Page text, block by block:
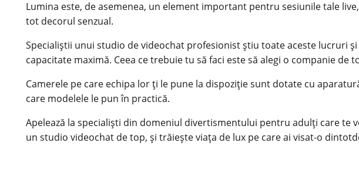
Lumina este, de asemenea, un element important pentru sesiunile tale
tot decorul senzual.
Specialiștii unui studio de videochat profesionist știu toate aceste lucruri
capacitate maximă. Ceea ce trebuie tu să faci este să alegi o companie de
Camerele pe care echipa lor ți le pune la dispoziție sunt dotate cu
care modelele le pun în practică.
Apelează la specialiști din domeniul divertismentului pentru adulți care te
un studio videochat de top, și trăiește viața de lux pe care ai visat-o